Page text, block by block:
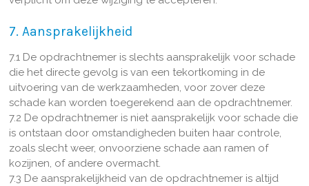
7. Aansprakelijkheid
7.1 De opdrachtnemer is slechts aansprakelijk voor schade
die het directe gevolg is van een tekortkoming in de
uitvoering van de werkzaamheden, voor zover deze
schade kan worden toegerekend aan de opdrachtnemer.
7.2 De opdrachtnemer is niet aansprakelijk voor schade die
is ontstaan door omstandigheden buiten haar controle,
zoals slecht weer, onvoorziene schade aan ramen of
kozijnen, of andere overmacht.
7.3 De aansprakelijkheid van de opdrachtnemer is altijd